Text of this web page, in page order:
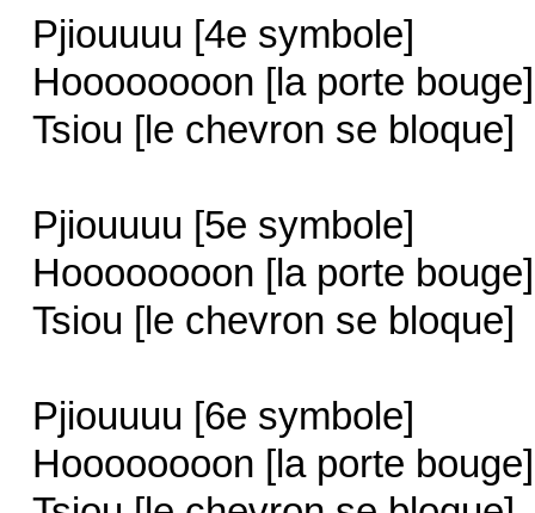
Pjiouuuu [4e symbole]
Hoooooooon [la porte bouge]
Tsiou [le chevron se bloque]
Pjiouuuu [5e symbole]
Hoooooooon [la porte bouge]
Tsiou [le chevron se bloque]
Pjiouuuu [6e symbole]
Hoooooooon [la porte bouge]